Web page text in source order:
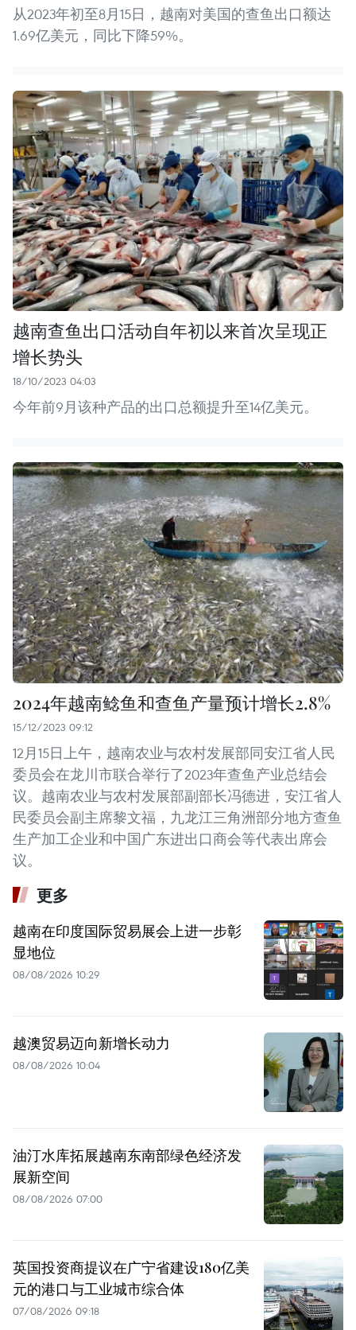
从2023年初至8月15日，越南对美国的查鱼出口额达
1.69亿美元，同比下降59%。
越南查鱼出口活动自年初以来首次呈现正
增长势头
18/10/2023 04:03
今年前9月该种产品的出口总额提升至14亿美元。
2024年越南鲶鱼和查鱼产量预计增长2.8%
15/12/2023 09:12
12月15日上午，越南农业与农村发展部同安江省人民
委员会在龙川市联合举行了2023年查鱼产业总结会
议。越南农业与农村发展部副部长冯德进，安江省人
民委员会副主席黎文福，九龙江三角洲部分地方查鱼
生产加工企业和中国广东进出口商会等代表出席会
议。
更多
越南在印度国际贸易展会上进一步彰
显地位
08/08/2026 10:29
越澳贸易迈向新增长动力
08/08/2026 10:04
油汀水库拓展越南东南部绿色经济发
展新空间
08/08/2026 07:00
英国投资商提议在广宁省建设180亿美
元的港口与工业城市综合体
07/08/2026 09:18